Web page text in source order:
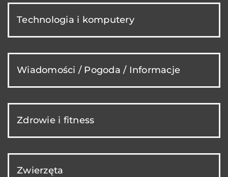
Technologia i komputery
Wiadomości / Pogoda / Informacje
Zdrowie i fitness
Zwierzęta